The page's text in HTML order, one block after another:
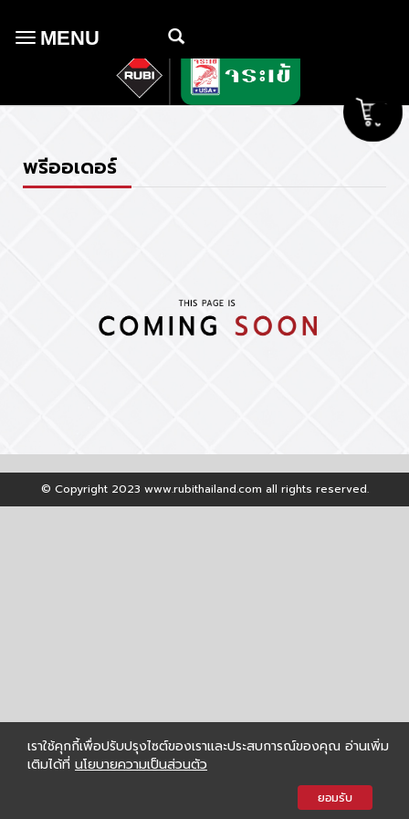
Toggle
navigation
MENU
พรีออเดอร์
© Copyright 2023 www.rubithailand.com all rights reserved.
เราใช้คุกกี้เพื่อปรับปรุงไซต์ของเราและประสบการณ์ของคุณ อ่านเพิ่ม
เติมได้ที่ นโยบายความเป็นส่วนตัว
ยอมรับ